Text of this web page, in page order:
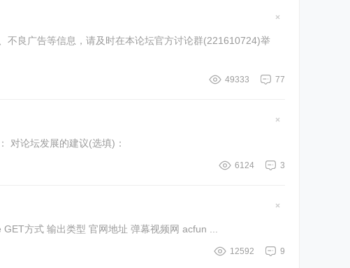
不良广告等信息，请及时在本论坛官方讨论群(221610724)举
77
49333
帖
对论坛发展的建议(选填)：
3
6124
帖9
12592